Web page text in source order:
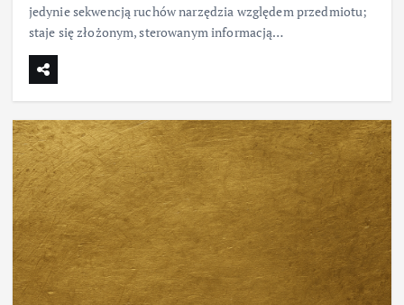
jedynie sekwencją ruchów narzędzia względem przedmiotu;
staje się złożonym, sterowanym informacją…